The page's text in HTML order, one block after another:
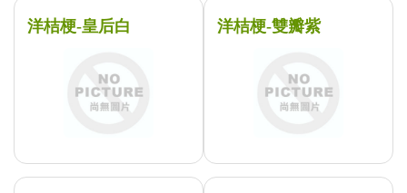
洋桔梗-皇后白 洋桔梗-雙瓣紫